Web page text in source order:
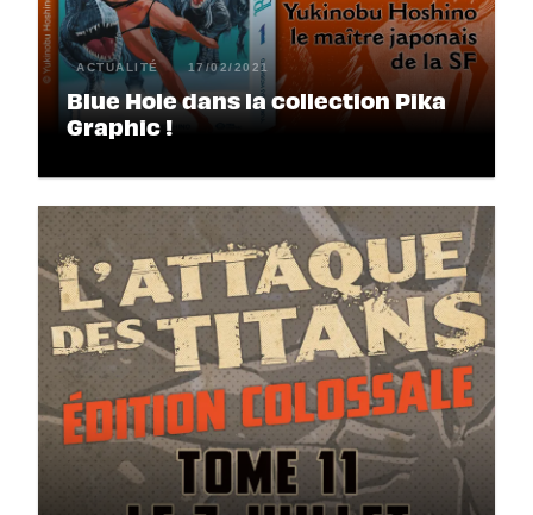
ACTUALITÉ 17/02/2021
Blue Hole dans la collection Pika
Graphic !